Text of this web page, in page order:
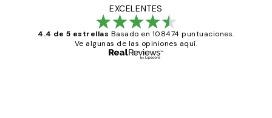
EXCELENTES
4.4 de 5 estrellas Basado en 108474 puntuaciones.
Ve algunas de las opiniones aquí.